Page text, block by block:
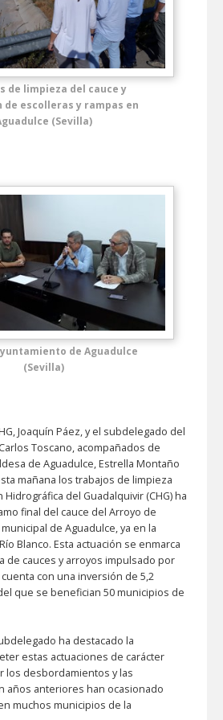
de limpieza del cauce y
de escolleras y rampas en
(Sevilla)
de Aguadulce
(Sevilla)
Joaquín Páez, y el subdelegado del
Toscano, acompañados de
de Aguadulce, Estrella Montaño
mañana los trabajos de limpieza
del Guadalquivir (CHG) ha
final del cauce del Arroyo de
de Aguadulce, ya en la
Blanco. Esta actuación se enmarca
de cauces y arroyos impulsado por
con una inversión de 5,2
que se benefician 50 municipios de
ha destacado la
estas actuaciones de carácter
los desbordamientos y las
años anteriores han ocasionado
muchos municipios de la